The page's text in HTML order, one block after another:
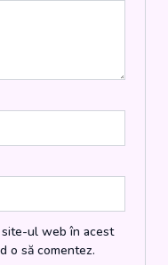
site-ul web în acest
o să comentez.